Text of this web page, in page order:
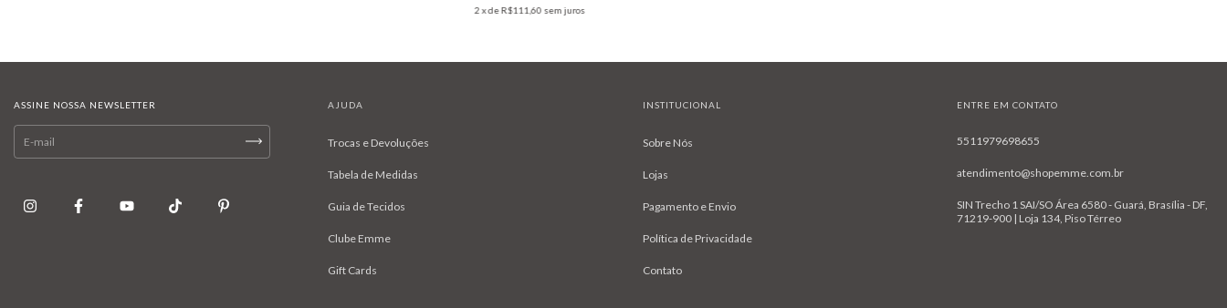
2 x deR$111,60 sem juros
ASSINE NOSSA NEWSLETTER AJUDA
Trocas e Devoluções
Tabela de Medidas
Guia de Tecidos
Clube Emme
Gift Cards
INSTITUCIONAL
Sobre Nós
Lojas
Pagamento e Envio
Política de Privacidade
Contato
ENTRE EM CONTATO
5511979698655
atendimento@shopemme.com.br
SIN Trecho 1 SAI/SO Área 6580 - Guará, Brasília - DF,
71219-900 | Loja 134, Piso Térreo